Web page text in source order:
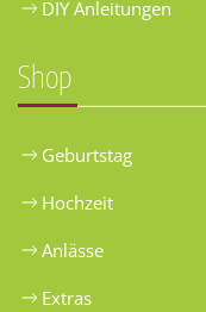
DIY Anleitungen
Shop
Geburtstag
Hochzeit
Anlässe
Extras